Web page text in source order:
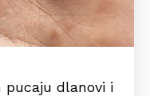
pucaju dlanovi i